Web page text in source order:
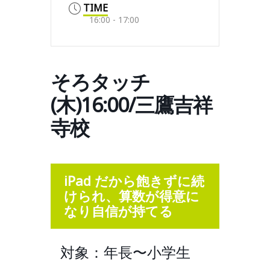
TIME
16:00 - 17:00
そろタッチ
(木)16:00/三鷹吉祥
寺校
iPad だから飽きずに続
けられ、算数が得意に
なり自信が持てる
対象：年長〜小学生